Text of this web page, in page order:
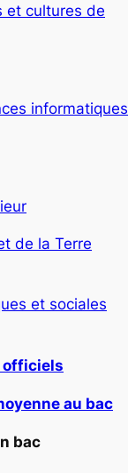
et cultures de
informatiques
de la Terre
et sociales
officiels
au bac
bac